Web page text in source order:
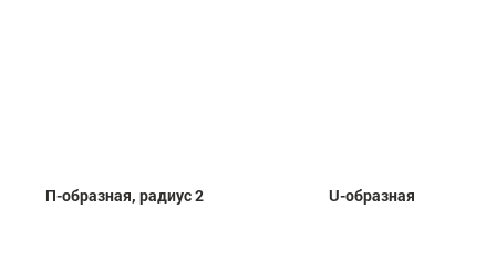
П-образная, радиус 2 U-образная